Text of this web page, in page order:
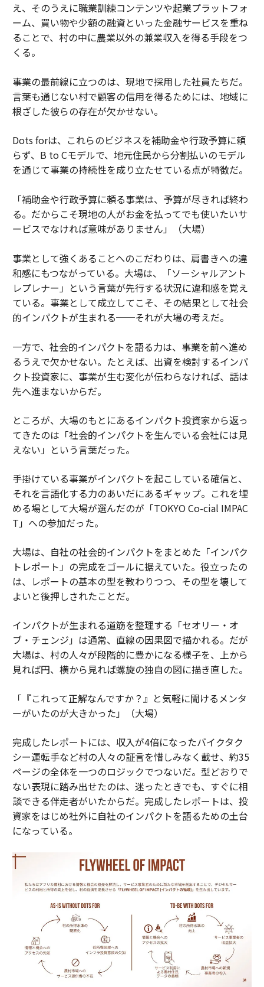
集として社会に発表することだけが自分にできることな
のか？それは自分自身のために、自分も何かをやってい
ると思い込むという自己満足のために、やっているだけ
ではないか？ という思いも、心に去来しました。
微力ながら、もう少し何かできることがある。そう思っ
て、本当に自分が大切にしたい飲食店の方々と今回協力
して クラウドファンディングも実施することにしまし
クラウドファンディングでは、写真集・写真作品を購入
して頂けるだけではなく、このプロジェクトに賛同頂い
ットも、合わせて販売しております。
ご興味がある方、共感頂ける方は、是非ご支援
小田駿一
◎1990年生まれ。福岡県出身。早稲田大学卒
業。2012年に渡英し独学で写真を学ぶ。 2017年独立。
2019年にsymphonic所属。人物を中心に、雑誌・広告と
幅広く撮影。
WEBサイト
文、写真＝小田駿一
最新号の購入はこちらから
新型コロナは「敵」ではない。哲学者が説くウイルスとの「共生」
日本で新型コロナが「感染爆発」しない理由
事実上の都市封鎖から2週間 コペンハーゲンの飲食店が始めたチャレンジ
「終身雇用」は本当に否定すべきか？ いま考える、企業と個人のスタン
タグ： Night Order
Night Order
連載一覧
え、そのうえに職業訓練コンテンツや起業プラットフォ
ーム、買い物や少額の融資といった金融サービスを重ね
ることで、村の中に農業以外の兼業収入を得る手段をつ
くる。
事業の最前線に立つのは、現地で採用した社員たちだ。
言葉も通じない村で顧客の信用を得るためには、地域に
根ざした彼らの存在が欠かせない。
Dots forは、これらのビジネスを補助金や行政予算に頼
らず、B to Cモデルで、地元住民から分割払いのモデル
を通じて事業の持続性を成り立たせている点が特徴だ。
「補助金や行政予算に頼る事業は、予算が尽きれば終わ
る。だからこそ現地の人がお金を払ってでも使いたいサ
ービスでなければ意味がありません」（大場）
事業として強くあることへのこだわりは、肩書きへの違
和感にもつながっている。大場は、「ソーシャルアント
レプレナー」という言葉が先行する状況に違和感を覚え
ている。事業として成立してこそ、その結果として社会
的インパクトが生まれる──それが大場の考えだ。
一方で、社会的インパクトを語る力は、事業を前へ進め
るうえで欠かせない。たとえば、出資を検討するインパ
クト投資家に、事業が生む変化が伝わらなければ、話は
先へ進まないからだ。
ところが、大場のもとにあるインパクト投資家から返っ
てきたのは「社会的インパクトを生んでいる会社には見
えない」という言葉だった。
手掛けている事業がインパクトを起こしている確信と、
それを言語化する力のあいだにあるギャップ。これを埋
める場として大場が選んだのが「TOKYO Co-cial IMPAC
T」への参加だった。
大場は、自社の社会的インパクトをまとめた「インパク
トレポート」の完成をゴールに据えていた。役立ったの
は、レポートの基本の型を教わりつつ、その型を壊して
よいと後押しされたことだ。
インパクトが生まれる道筋を整理する「セオリー・オ
ブ・チェンジ」は通常、直線の因果図で描かれる。だが
大場は、村の人々が段階的に豊かになる様子を、上から
見れば円、横から見れば螺旋の独自の図に描き直した。
「『これって正解なんですか？』と気軽に聞けるメンタ
ーがいたのが大きかった」（大場）
完成したレポートには、収入が4倍になったバイクタク
シー運転手など村の人々の証言を惜しみなく載せ、約35
ページの全体を一つのロジックでつないだ。型どおりで
ない表現に踏み出せたのは、迷ったときでも、すぐに相
談できる伴走者がいたからだ。完成したレポートは、投
資家をはじめ社外に自社のインパクトを語るための土台
になっている。